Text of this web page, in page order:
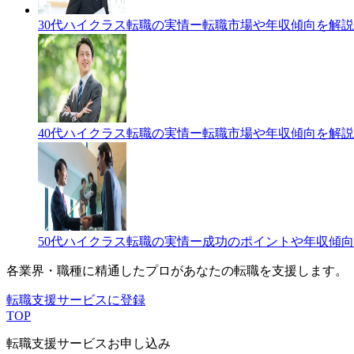
30代ハイクラス転職の実情ー転職市場や年収傾向を解説
40代ハイクラス転職の実情ー転職市場や年収傾向を解説
50代ハイクラス転職の実情ー成功のポイントや年収傾
各業界・職種に精通したプロがあなたの転職を支援します。
転職支援サービスに登録
TOP
転職支援サービスお申し込み